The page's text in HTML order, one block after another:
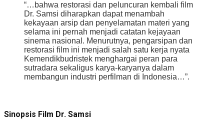
“…bahwa restorasi dan peluncuran kembali film
Dr. Samsi diharapkan dapat menambah
kekayaan arsip dan penyelamatan materi yang
selama ini pernah menjadi catatan kejayaan
sinema nasional. Menurutnya, pengarsipan dan
restorasi film ini menjadi salah satu kerja nyata
Kemendikbudristek menghargai peran para
sutradara sekaligus karya-karyanya dalam
membangun industri perfilman di Indonesia…”.
Sinopsis Film Dr. Samsi